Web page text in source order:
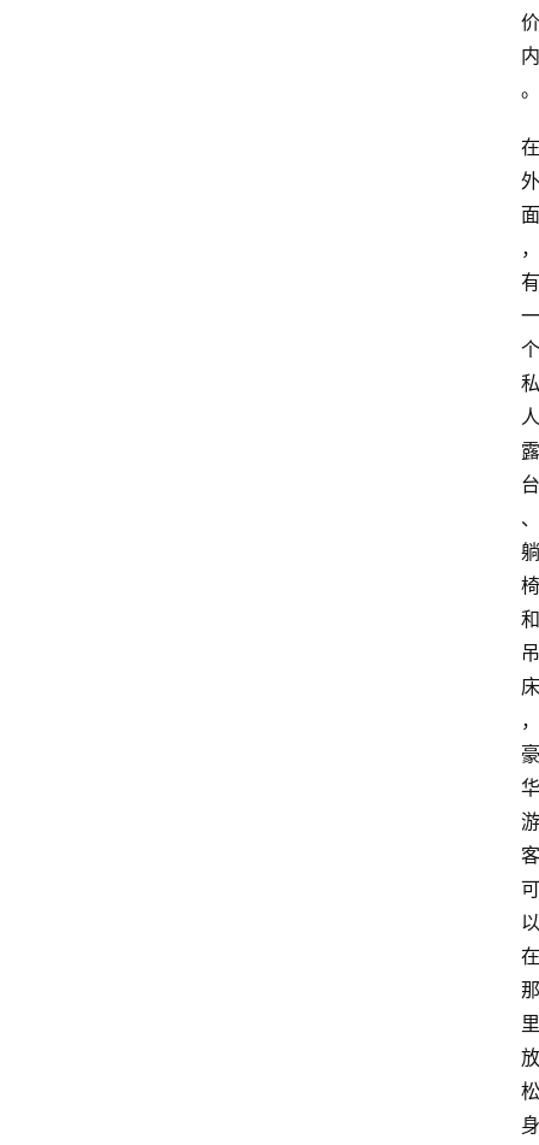
价
内
。
在
外
面
，
有
一
个
私
人
露
台
、
躺
椅
和
吊
床
，
豪
华
游
客
可
以
在
那
里
放
松
身